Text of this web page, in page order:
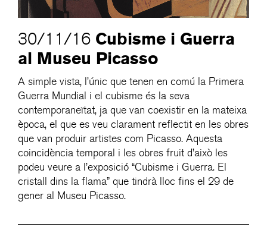
30/11/16 Cubisme i Guerra
al Museu Picasso
A simple vista, l’únic que tenen en comú la Primera
Guerra Mundial i el cubisme és la seva
contemporaneïtat, ja que van coexistir en la mateixa
època, el que es veu clarament reflectit en les obres
que van produir artistes com Picasso. Aquesta
coincidència temporal i les obres fruit d’això les
podeu veure a l’exposició “Cubisme i Guerra. El
cristall dins la flama” que tindrà lloc fins el 29 de
gener al Museu Picasso.